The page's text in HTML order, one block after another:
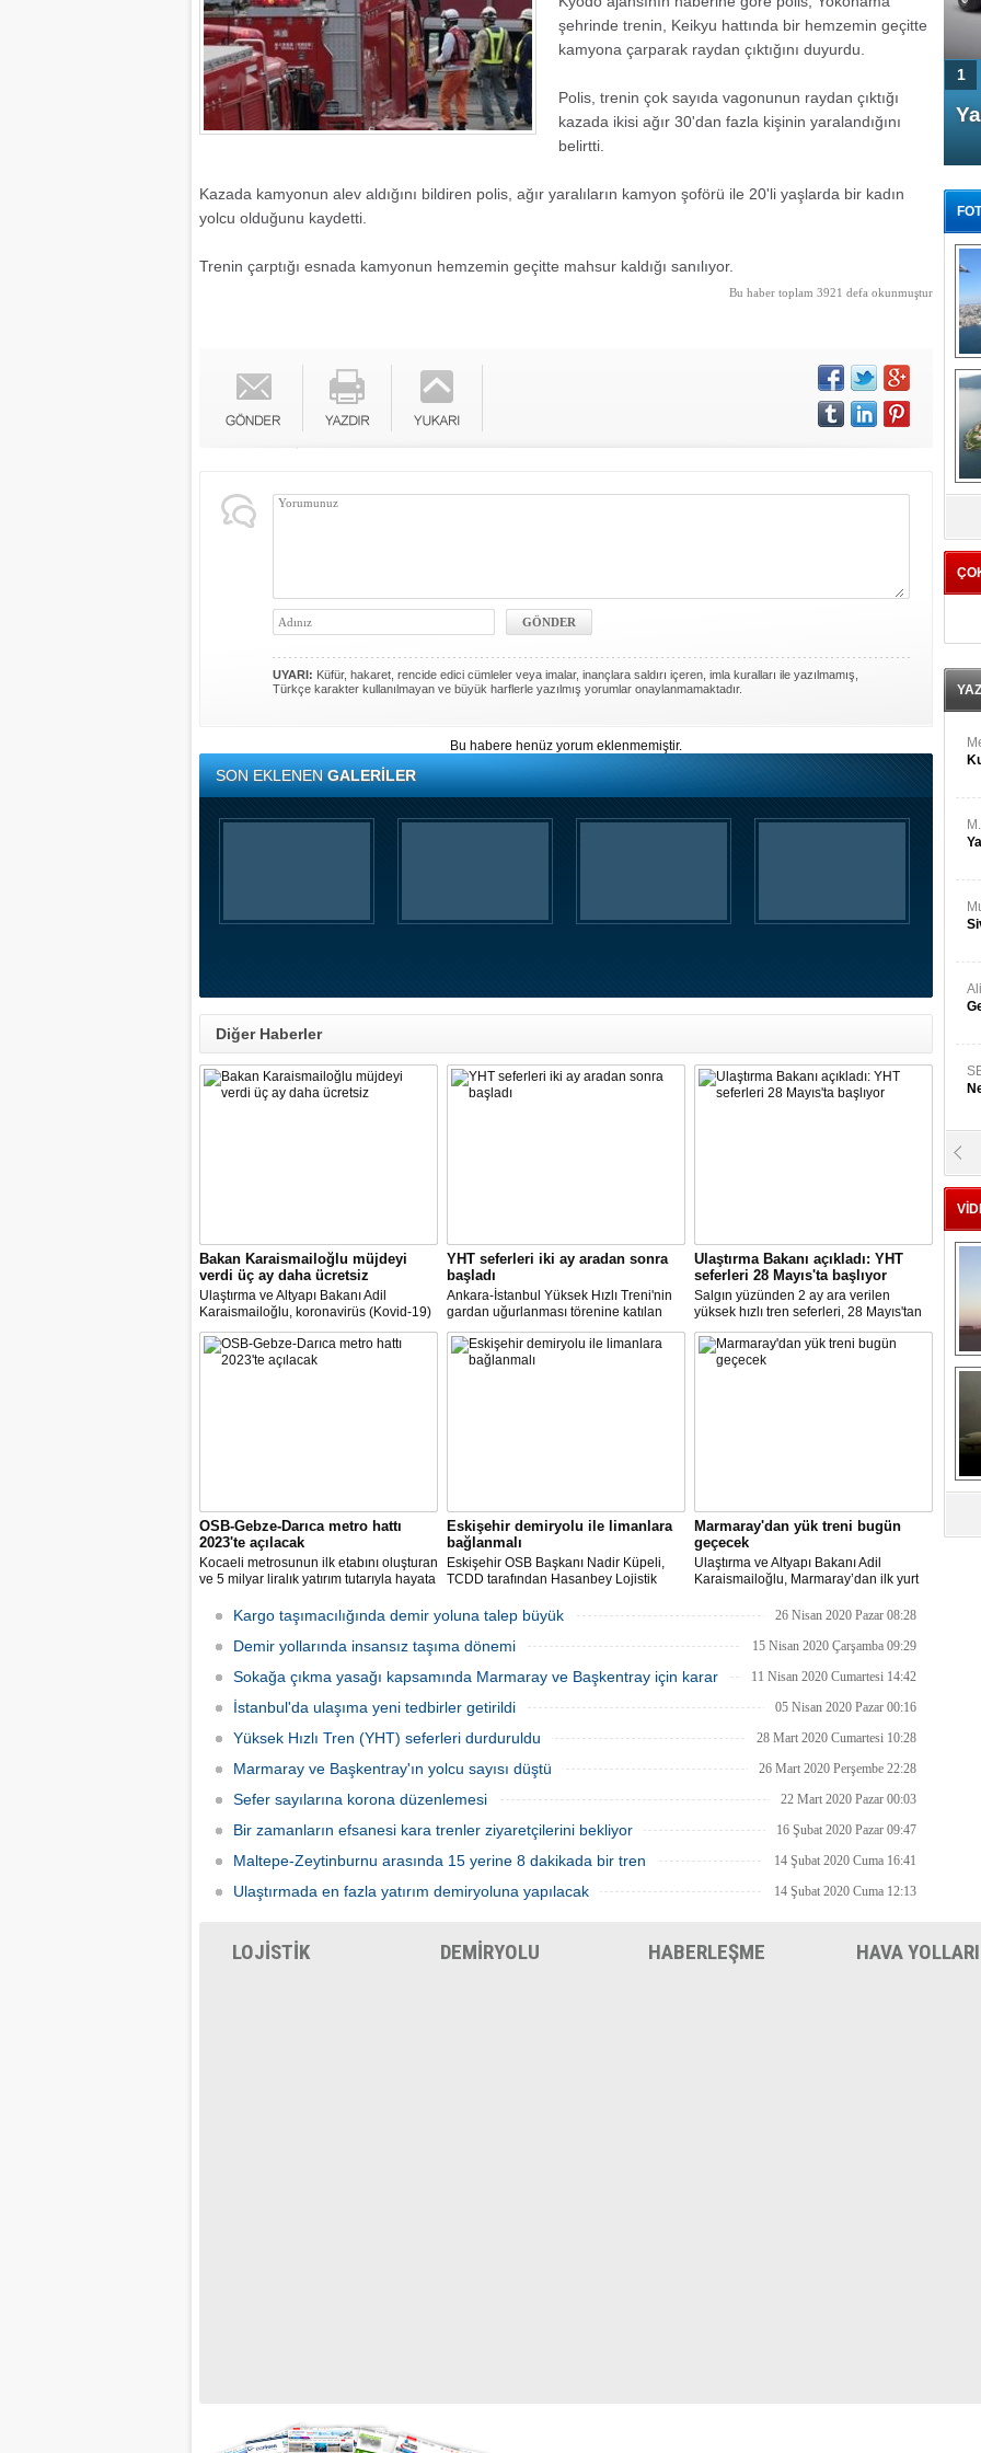
şehrinde trenin, Keikyu hattında bir hemzemin geçitte
kamyona çarparak raydan çıktığını duyurdu.
Polis, trenin çok sayıda vagonunun raydan çıktığı
kazada ikisi ağır 30'dan fazla kişinin yaralandığını
belirtti.
Kazada kamyonun alev aldığını bildiren polis, ağır yaralıların kamyon şoförü ile 20'li yaşlarda bir kadın
yolcu olduğunu kaydetti.
Trenin çarptığı esnada kamyonun hemzemin geçitte mahsur kaldığı sanılıyor.
Bu haber toplam 3921 defa okunmuştur
UYARI: Küfür, hakaret, rencide edici cümleler veya imalar, inançlara saldırı içeren, imla kuralları ile yazılmamış,
Türkçe karakter kullanılmayan ve büyük harflerle yazılmış yorumlar onaylanmamaktadır.
Bu habere henüz yorum eklenmemiştir.
SON EKLENENGALERİLER
Diğer Haberler
Bakan Karaismailoğlu müjdeyi
verdi üç ay daha ücretsiz
Ulaştırma ve Altyapı Bakanı Adil
Karaismailoğlu, koronavirüs (Kovid-19)
salgınıyla mücadele kapsamında alınan
tedbirlerle yüksek hızlı trenlerde (YHT)
olduğu gibi Marmaray ve Başkentray'da
YHT seferleri iki ay aradan sonra
başladı
Ankara-İstanbul Yüksek Hızlı Treni'nin
gardan uğurlanması törenine katılan
Ulaştırma ve Altyapı Bakanı
Karaismailoğlu, "Trenlerimiz yüzde 50
kapasiteyle çalışıyor, diye bilet
Ulaştırma Bakanı açıkladı: YHT
seferleri 28 Mayıs'ta başlıyor
Salgın yüzünden 2 ay ara verilen
yüksek hızlı tren seferleri, 28 Mayıs'tan
itibaren yeniden başlayacak.
Açıklamayı, Ulaştırma ve Altyapı Bakanı
Adil Karaismailoğlu yaptı.
OSB-Gebze-Darıca metro hattı
2023'te açılacak
Kocaeli metrosunun ilk etabını oluşturan
ve 5 milyar liralık yatırım tutarıyla hayata
Metro Hattı inşaatında tünel açma
çalışmaları devam ediyor.
Eskişehir demiryolu ile limanlara
bağlanmalı
Eskişehir OSB Başkanı Nadir Küpeli,
TCDD tarafından Hasanbey Lojistik
kilometrelik demiryolu hattının yapımı
konusunda artık adım atılmasını
beklediklerini belirtti.
Marmaray'dan yük treni bugün
geçecek
Ulaştırma ve Altyapı Bakanı Adil
Karaismailoğlu, Marmaray’dan ilk yurt
belirterek, “Yılda 25 bin konteyner,
yüklenerek Marmaray üzerinden Avrupa
Kargo taşımacılığında demir yoluna talep büyük 26 Nisan 2020 Pazar 08:28
Demir yollarında insansız taşıma dönemi 15 Nisan 2020 Çarşamba 09:29
Sokağa çıkma yasağı kapsamında Marmaray ve Başkentray için karar 11 Nisan 2020 Cumartesi 14:42
İstanbul'da ulaşıma yeni tedbirler getirildi 05 Nisan 2020 Pazar 00:16
Yüksek Hızlı Tren (YHT) seferleri durduruldu 28 Mart 2020 Cumartesi 10:28
Marmaray ve Başkentray'ın yolcu sayısı düştü 26 Mart 2020 Perşembe 22:28
Sefer sayılarına korona düzenlemesi 22 Mart 2020 Pazar 00:03
Bir zamanların efsanesi kara trenler ziyaretçilerini bekliyor 16 Şubat 2020 Pazar 09:47
Maltepe-Zeytinburnu arasında 15 yerine 8 dakikada bir tren 14 Şubat 2020 Cuma 16:41
Ulaştırmada en fazla yatırım demiryoluna yapılacak 14 Şubat 2020 Cuma 12:13
4 Kapılı AMG GT Coupe
Türkiye'de satışa çıktı
1
LOJİSTİK DEMİRYOLU HABERLEŞME HAVA YOLLARI